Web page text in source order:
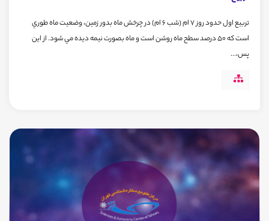
تربیع اول حدود روز 7 ام (شب 6 ام) در چرخش ماه بدور زمین، وضعيت ماه طوري
است که 50 درصد سطح ماه روشن است و ماه بصورت نيمه ديده مي شود. از اين
پس،...